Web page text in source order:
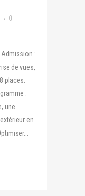
0
Admission :
de vues,
places.
:
une
en